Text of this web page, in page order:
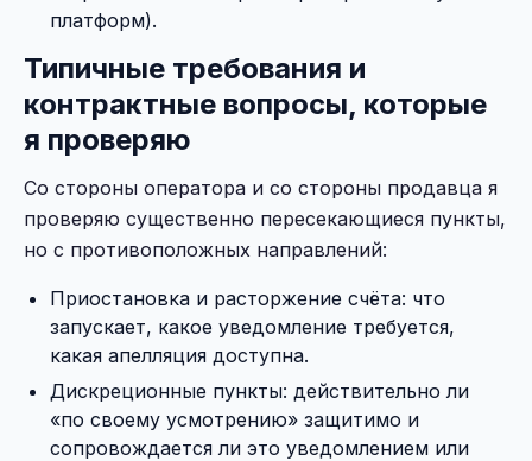
платформ).
Типичные требования и
контрактные вопросы, которые
я проверяю
Со стороны оператора и со стороны продавца я
проверяю существенно пересекающиеся пункты,
но с противоположных направлений:
Приостановка и расторжение счёта: что
запускает, какое уведомление требуется,
какая апелляция доступна.
Дискреционные пункты: действительно ли
«по своему усмотрению» защитимо и
сопровождается ли это уведомлением или